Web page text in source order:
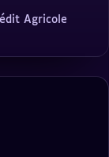
Agricole